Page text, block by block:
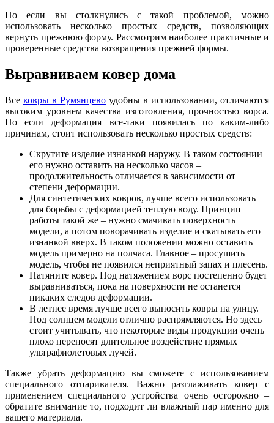
Но если вы столкнулись с такой проблемой, можно
использовать несколько простых средств, позволяющих
вернуть прежнюю форму. Рассмотрим наиболее практичные и
проверенные средства возвращения прежней формы.
Выравниваем ковер дома
Все ковры в Румянцево удобны в использовании, отличаются
высоким уровнем качества изготовления, прочностью ворса.
Но если деформация все-таки появилась по каким-либо
причинам, стоит использовать несколько простых средств:
Скрутите изделие изнанкой наружу. В таком состоянии
его нужно оставить на несколько часов –
продолжительность отличается в зависимости от
степени деформации.
Для синтетических ковров, лучше всего использовать
для борьбы с деформацией теплую воду. Принцип
работы такой же – нужно смачивать поверхность
модели, а потом поворачивать изделие и скатывать его
изнанкой вверх. В таком положении можно оставить
модель примерно на полчаса. Главное – просушить
модель, чтобы не появился неприятный запах и плесень.
Натяните ковер. Под натяжением ворс постепенно будет
выравниваться, пока на поверхности не останется
никаких следов деформации.
В летнее время лучше всего выносить ковры на улицу.
Под солнцем модели отлично распрямляются. Но здесь
стоит учитывать, что некоторые виды продукции очень
плохо переносят длительное воздействие прямых
ультрафиолетовых лучей.
Также убрать деформацию вы сможете с использованием
специального отпаривателя. Важно разглаживать ковер с
применением специального устройства очень осторожно –
обратите внимание то, подходит ли влажный пар именно для
вашего материала.